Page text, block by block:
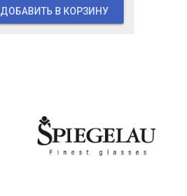
ДОБАВИТЬ В КОРЗИНУ